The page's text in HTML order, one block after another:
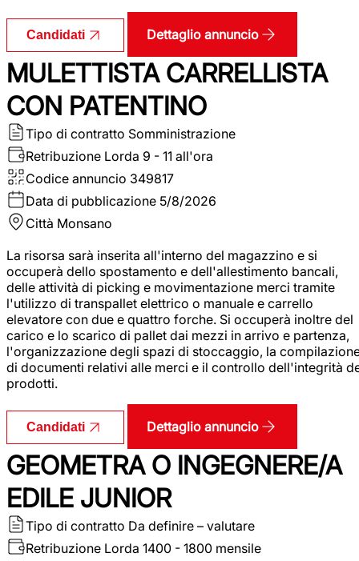
Candidati Dettaglio annuncio
MULETTISTA CARRELLISTA
CON PATENTINO
Tipo di contratto Somministrazione
Retribuzione Lorda 9 - 11 all'ora
Codice annuncio 349817
Data di pubblicazione 5/8/2026
Città Monsano
La risorsa sarà inserita all'interno del magazzino e si
occuperà dello spostamento e dell'allestimento bancali,
delle attività di picking e movimentazione merci tramite
l'utilizzo di transpallet elettrico o manuale e carrello
elevatore con due e quattro forche. Si occuperà inoltre del
carico e lo scarico di pallet dai mezzi in arrivo e partenza,
l'organizzazione degli spazi di stoccaggio, la
di documenti relativi alle merci e il controllo dell'integrità
prodotti.
Candidati Dettaglio annuncio
GEOMETRA O INGEGNERE/A
EDILE JUNIOR
Tipo di contratto Da definire – valutare
Retribuzione Lorda 1400 - 1800 mensile